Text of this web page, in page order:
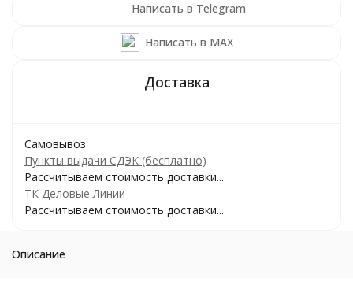
Написать в Telegram
Написать в MAX
Самовывоз
Пункты выдачи СДЭК (бесплатно)
Рассчитываем стоимость доставки...
ТК Деловые Линии
Рассчитываем стоимость доставки...
Описание